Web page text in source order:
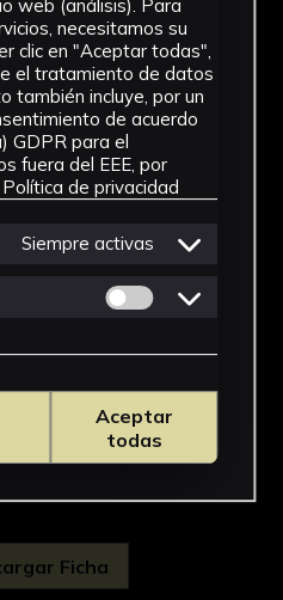
- 1799
Estilo
Ficha
web (análisis). Para
necesitamos su
clic en "Aceptar todas",
el tratamiento de datos
también incluye, por un
de acuerdo
GDPR para el
fuera del EEE, por
Política de privacidad
Siempre activas
Permitir cookies
Aceptar
todas